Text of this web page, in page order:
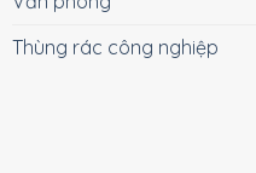
Thùng rác công nghiệp